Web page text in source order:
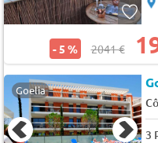
- 5 % 2041 €
Goelia
3